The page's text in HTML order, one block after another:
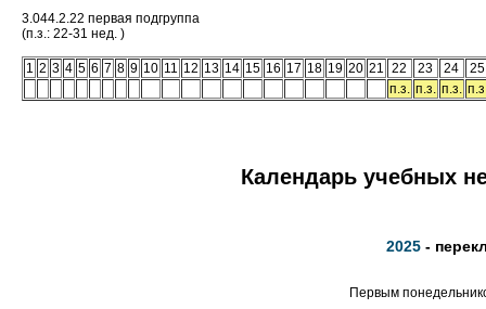
3.044.2.22 первая подгруппа
(п.з.: 22-31 нед. )
1 2 3 4 5 6 7 8 9 10 11 12 13 14 15 16 17 18 19 20 21 22 23 24
25
п.з. п.з. п.з.
Календарь учебных
2025 -
Первым